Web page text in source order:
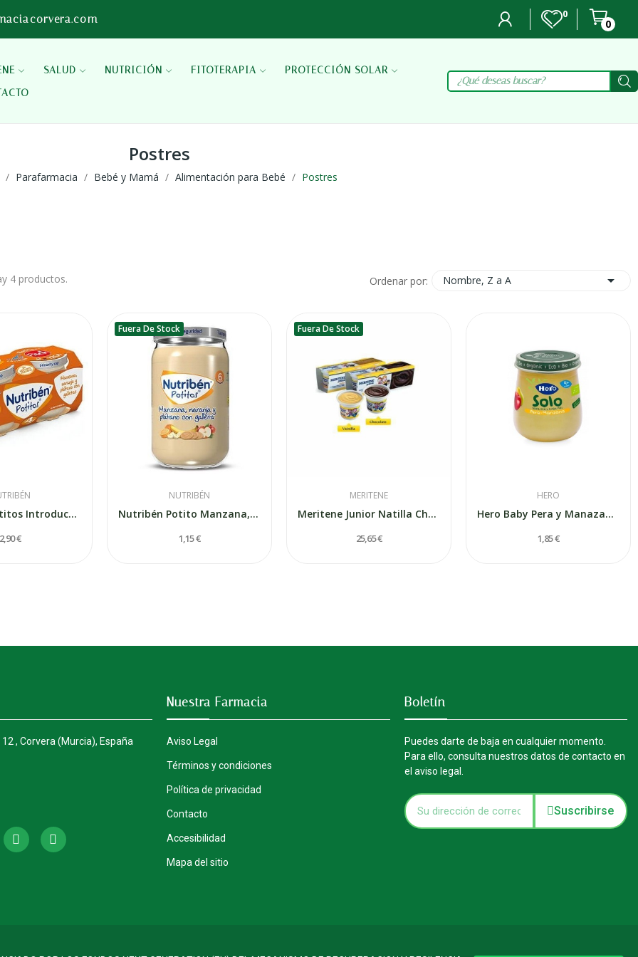
cuenta
0
Lista
de
0
SALUD NUTRICIÓN FITOTERAPIA
PROTECCIÓN SOLAR
Postres
Parafarmacia Bebé y Mamá Alimentación para Bebé Postres
4 productos. Ordenar por: Nombre, Z a A 
Nutribén Potitos Introducción a la Manzana,...
2,90 €
Fuera De Stock
NUTRIBÉN
Nutribén Potito Manzana, Naranja y Plátano con...
1,15 €
Fuera De Stock
MERITENE
Meritene Junior Natilla Chocolate 3x125gr
25,65 €
HERO
Hero Baby Pera y Manazana 120g
1,85 €
, Corvera (Murcia), España
Nuestra Farmacia
Aviso Legal
Términos y condiciones
Política de privacidad
Contacto
Accesibilidad
Mapa del sitio
Boletín
Puedes darte de baja en cualquier momento.
Para ello, consulta nuestros datos de contacto en
el aviso legal.
Suscribirse